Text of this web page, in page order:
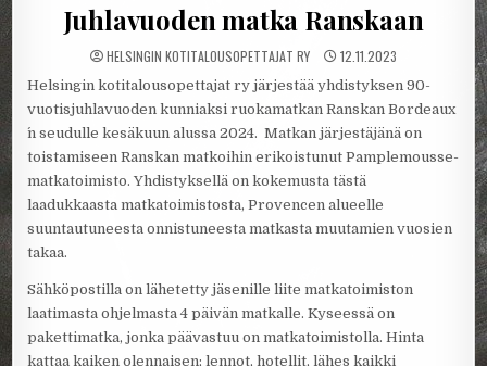
Juhlavuoden matka Ranskaan
HELSINGIN KOTITALOUSOPETTAJAT RY 12.11.2023
Helsingin kotitalousopettajat ry järjestää yhdistyksen 90-
vuotisjuhlavuoden kunniaksi ruokamatkan Ranskan Bordeaux
´n seudulle kesäkuun alussa 2024. Matkan järjestäjänä on
toistamiseen Ranskan matkoihin erikoistunut Pamplemousse-
matkatoimisto. Yhdistyksellä on kokemusta tästä
laadukkaasta matkatoimistosta, Provencen alueelle
suuntautuneesta onnistuneesta matkasta muutamien vuosien
takaa.
Sähköpostilla on lähetetty jäsenille liite matkatoimiston
laatimasta ohjelmasta 4 päivän matkalle. Kyseessä on
pakettimatka, jonka päävastuu on matkatoimistolla. Hinta
kattaa kaiken olennaisen; lennot, hotellit, lähes kaikki